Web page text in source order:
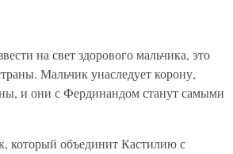
на свет здорового мальчика, это
Мальчик унаследует корону,
и они с Фердинандом станут самыми
объединит Кастилию с